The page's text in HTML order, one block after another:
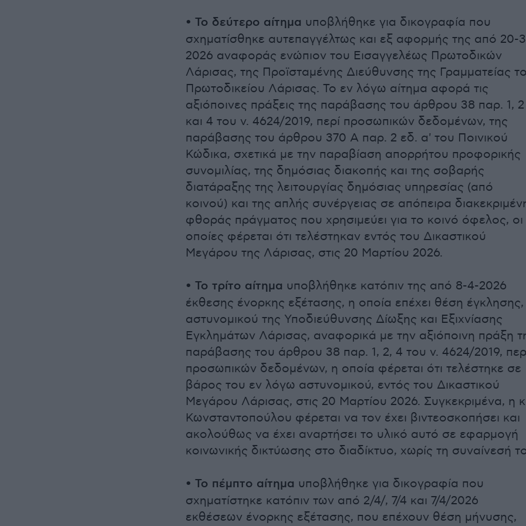
• Το δεύτερο αίτημα υποβλήθηκε για δικογραφία που
σχηματίσθηκε αυτεπαγγέλτως και εξ αφορμής της από 20-
2026 αναφοράς ενώπιον του Εισαγγελέως Πρωτοδικών
Λάρισας, της Προϊσταμένης Διεύθυνσης της Γραμματείας
Πρωτοδικείου Λάρισας. Το εν λόγω αίτημα αφορά τις
αξιόποινες πράξεις της παράβασης του άρθρου 38 παρ. 1, 2
και 4 του ν. 4624/2019, περί προσωπικών δεδομένων, της
παράβασης του άρθρου 370 Α παρ. 2 εδ. α' του Ποινικού
Κώδικα, σχετικά με την παραβίαση απορρήτου προφορικής
συνομιλίας, της δημόσιας διακοπής και της σοβαρής
διατάραξης της λειτουργίας δημόσιας υπηρεσίας (από
κοινού) και της απλής συνέργειας σε απόπειρα
φθοράς πράγματος που χρησιμεύει για το κοινό όφελος, οι
οποίες φέρεται ότι τελέστηκαν εντός του Δικαστικού
Μεγάρου της Λάρισας, στις 20 Μαρτίου 2026.
• Το τρίτο αίτημα υποβλήθηκε κατόπιν της από 8-4-2026
έκθεσης ένορκης εξέτασης, η οποία επέχει θέση έγκλησης,
αστυνομικού της Υποδιεύθυνσης Δίωξης και Εξιχνίασης
Εγκλημάτων Λάρισας, αναφορικά με την αξιόποινη πράξη
παράβασης του άρθρου 38 παρ. 1, 2, 4 του ν. 4624/2019,
προσωπικών δεδομένων, η οποία φέρεται ότι τελέστηκε σε
βάρος του εν λόγω αστυνομικού, εντός του Δικαστικού
Μεγάρου Λάρισας, στις 20 Μαρτίου 2026. Συγκεκριμένα, η
Κωνσταντοπούλου φέρεται να τον έχει βιντεοσκοπήσει και
ακολούθως να έχει αναρτήσει το υλικό αυτό σε εφαρμογή
κοινωνικής δικτύωσης στο διαδίκτυο, χωρίς τη συναίνεσή
• Το πέμπτο αίτημα υποβλήθηκε για δικογραφία που
σχηματίστηκε κατόπιν των από 2/4/, 7/4 και 7/4/2026
εκθέσεων ένορκης εξέτασης, που επέχουν θέση μήνυσης,